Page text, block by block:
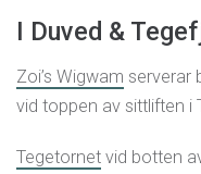
I Duved &
Zoi’s Wigwam serverar
vid toppen av sittliften i
Tegetornet vid botten